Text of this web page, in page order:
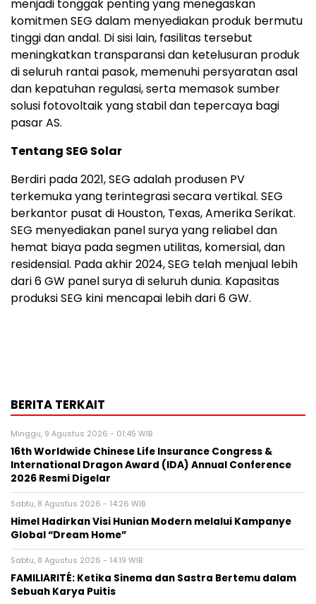
menjadi tonggak penting yang menegaskan
komitmen SEG dalam menyediakan produk bermutu
tinggi dan andal. Di sisi lain, fasilitas tersebut
meningkatkan transparansi dan ketelusuran produk
di seluruh rantai pasok, memenuhi persyaratan asal
dan kepatuhan regulasi, serta memasok sumber
solusi fotovoltaik yang stabil dan tepercaya bagi
pasar AS.
Tentang SEG Solar
Berdiri pada 2021, SEG adalah produsen PV
terkemuka yang terintegrasi secara vertikal. SEG
berkantor pusat di Houston, Texas, Amerika Serikat.
SEG menyediakan panel surya yang reliabel dan
hemat biaya pada segmen utilitas, komersial, dan
residensial. Pada akhir 2024, SEG telah menjual lebih
dari 6 GW panel surya di seluruh dunia. Kapasitas
produksi SEG kini mencapai lebih dari 6 GW.
BERITA TERKAIT
Minggu, 9 Agustus 2026 - 01:45 WIB
16th Worldwide Chinese Life Insurance Congress &
International Dragon Award (IDA) Annual Conference
2026 Resmi Digelar
Sabtu, 8 Agustus 2026 - 14:26 WIB
Himel Hadirkan Visi Hunian Modern melalui Kampanye
Global “Dream Home”
Sabtu, 8 Agustus 2026 - 14:19 WIB
FAMILIARITÉ: Ketika Sinema dan Sastra Bertemu dalam
Sebuah Karya Puitis